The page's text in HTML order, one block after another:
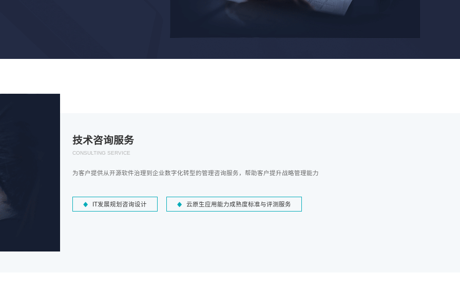
技术咨询服务
CONSULTING SERVICE
为客户提供从开源软件治理到企业数字化转型的管理咨询服务，帮助客户提升战略管理能力
IT发展规划咨询设计 云原生应用能力成熟度标准与评测服务